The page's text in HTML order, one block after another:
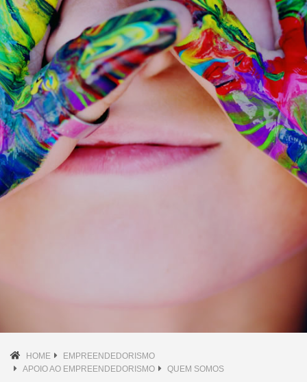
HOME
EMPREENDEDORISMO
APOIO AO EMPREENDEDORISMO
QUEM SOMOS